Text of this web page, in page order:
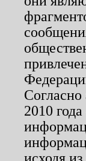
2010
исходя